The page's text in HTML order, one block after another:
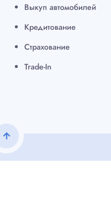
Выкуп автомобилей
Кредитование
Страхование
Trade-In
arrow_upward